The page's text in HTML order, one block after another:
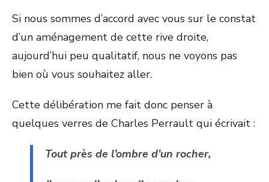
Si nous sommes d’accord avec vous sur le constat
d’un aménagement de cette rive droite,
aujourd’hui peu qualitatif, nous ne voyons pas
bien où vous souhaitez aller.
Cette délibération me fait donc penser à
quelques verres de Charles Perrault qui écrivait :
Tout près de l’ombre d’un rocher,